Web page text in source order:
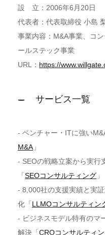
設 立：2006年6月20日
代表者：代表取締役 小島
事業内容：M&A事業、コ
ールステック事業
URL： https://
サービス一覧
- ベンチャー・ITに強い
M&A 」
- SEOの戦略立案から実行
「 SEOコンサルティング 」
- 8,000社の支援実績と実
化「 LLMOコンサルティン
- ビジネスモデル特有のマ
解決「 CROコンサルティ